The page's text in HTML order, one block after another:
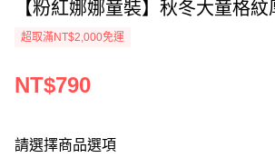
【粉紅娜娜童裝】秋冬大童格
超取滿NT$2,000免運
NT$790
請選擇商品選項